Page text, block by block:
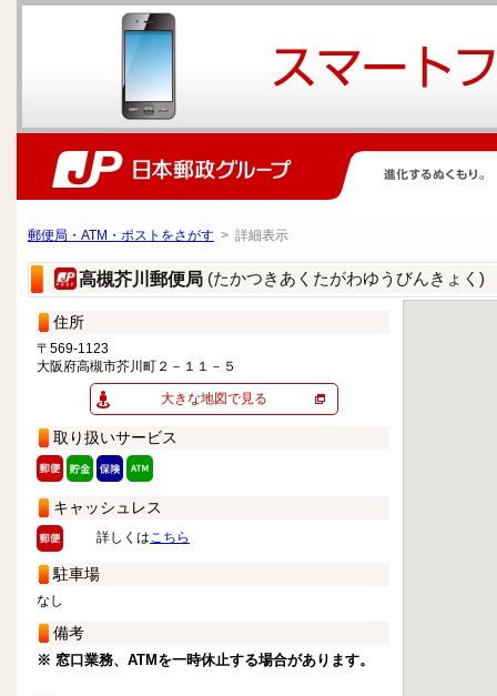
郵便局・ATM・ポストをさがす > 詳細表示
高槻芥川郵便局 (たかつきあくたがわゆうびんきょく)
住所
〒569-1123
大阪府高槻市芥川町２－１１－５
大きな地図で見る
取り扱いサービス
キャッシュレス
詳しくはこちら
駐車場
なし
備考
※ 窓口業務、ATMを一時休止する場合があります。